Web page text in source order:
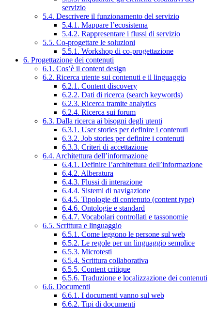
servizio
5.4. Descrivere il funzionamento del servizio
5.4.1. Mappare l’ecosistema
5.4.2. Rappresentare i flussi di servizio
5.5. Co-progettare le soluzioni
5.5.1. Workshop di co-progettazione
6. Progettazione dei contenuti
6.1. Cos’è il content design
6.2. Ricerca utente sui contenuti e il linguaggio
6.2.1. Content discovery
6.2.2. Dati di ricerca (search keywords)
6.2.3. Ricerca tramite analytics
6.2.4. Ricerca sui forum
6.3. Dalla ricerca ai bisogni degli utenti
6.3.1. User stories per definire i contenuti
6.3.2. Job stories per definire i contenuti
6.3.3. Criteri di accettazione
6.4. Architettura dell’informazione
6.4.1. Definire l’architettura dell’informazione
6.4.2. Alberatura
6.4.3. Flussi di interazione
6.4.4. Sistemi di navigazione
6.4.5. Tipologie di contenuto (content type)
6.4.6. Ontologie e standard
6.4.7. Vocabolari controllati e tassonomie
6.5. Scrittura e linguaggio
6.5.1. Come leggono le persone sul web
6.5.2. Le regole per un linguaggio semplice
6.5.3. Microtesti
6.5.4. Scrittura collaborativa
6.5.5. Content critique
6.5.6. Traduzione e localizzazione dei contenuti
6.6. Documenti
6.6.1. I documenti vanno sul web
6.6.2. Tipi di documenti